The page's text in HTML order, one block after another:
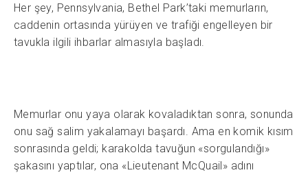
Her şey, Pennsylvania, Bethel Park’taki memurların,
caddenin ortasında yürüyen ve trafiği engelleyen bir
tavukla ilgili ihbarlar almasıyla başladı.
Memurlar onu yaya olarak kovaladıktan sonra, sonunda
onu sağ salim yakalamayı başardı. Ama en komik kısım
sonrasında geldi; karakolda tavuğun «sorgulandığı»
şakasını yaptılar, ona «Lieutenant McQuail» adını